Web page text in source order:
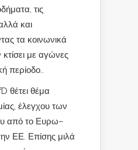
τις
και
τα κοινωνικά
με αγώνες
περίοδο..
θέτει θέμα
έλεγχου των
από το Ευρω–
ΕΕ. Επίσης μιλά